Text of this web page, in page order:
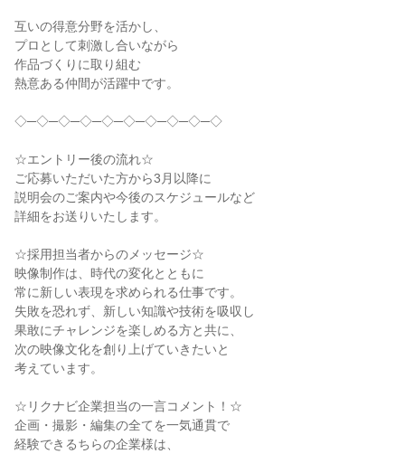
互いの得意分野を活かし、
プロとして刺激し合いながら
作品づくりに取り組む
熱意ある仲間が活躍中です。
◇─◇─◇─◇─◇─◇─◇─◇─◇─◇
☆エントリー後の流れ☆
ご応募いただいた方から3月以降に
説明会のご案内や今後のスケジュールなど
詳細をお送りいたします。
☆採用担当者からのメッセージ☆
映像制作は、時代の変化とともに
常に新しい表現を求められる仕事です。
失敗を恐れず、新しい知識や技術を吸収し
果敢にチャレンジを楽しめる方と共に、
次の映像文化を創り上げていきたいと
考えています。
☆リクナビ企業担当の一言コメント！☆
企画・撮影・編集の全てを一気通貫で
経験できるちらの企業様は、